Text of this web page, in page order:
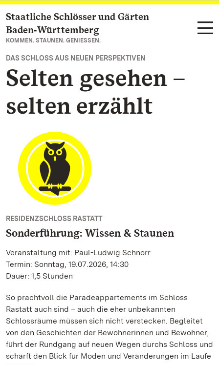
Zum Hauptinhalt springen
Staatliche Schlösser und Gärten
Baden‑Württemberg
KOMMEN. STAUNEN. GENIESSEN.
DAS SCHLOSS AUS NEUEN PERSPEKTIVEN
Selten gesehen –
selten erzählt
RESIDENZSCHLOSS RASTATT
Sonderführung: Wissen & Staunen
Veranstaltung mit: Paul-Ludwig Schnorr
Termin: Sonntag, 19.07.2026, 14:30
Dauer: 1,5 Stunden
So prachtvoll die Paradeappartements im Schloss
Rastatt auch sind – auch die eher unbekannten
Schlossräume müssen sich nicht verstecken. Begleitet
von den Geschichten der Bewohnerinnen und Bewohner,
führt der Rundgang auf neuen Wegen durchs Schloss und
schärft den Blick für Moden und Veränderungen im Laufe